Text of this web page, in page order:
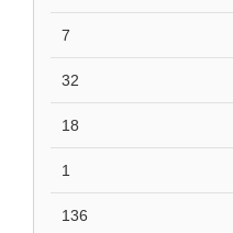
7
32
18
1
136